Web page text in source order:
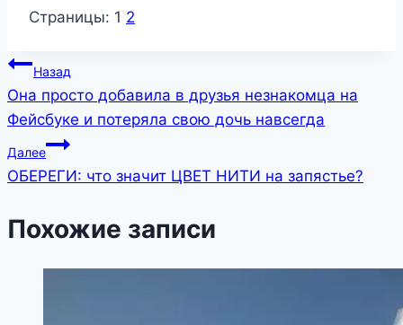
Страницы: 1 2
Навигация
по
записям
Назад
Она просто добавила в друзья незнакомца на
Фейсбуке и потеряла свою дочь навсегда
Далее
ОБЕРЕГИ: что значит ЦВЕТ НИТИ на запястье?
Похожие записи